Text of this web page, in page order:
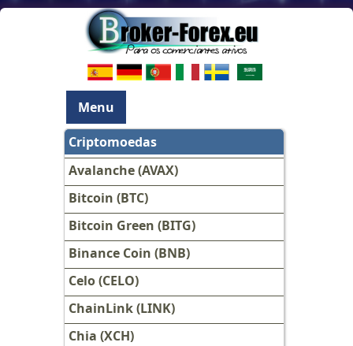
Menu
Criptomoedas
Avalanche (AVAX)
Bitcoin (BTC)
Bitcoin Green (BITG)
Binance Coin (BNB)
Celo (CELO)
ChainLink (LINK)
Chia (XCH)